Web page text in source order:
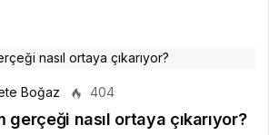
Boğaz 404
nasıl ortaya çıkarıyor?